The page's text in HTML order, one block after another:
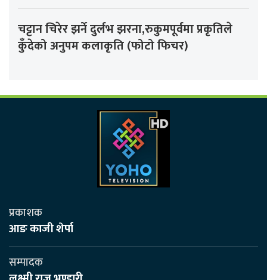
चट्टान चिरेर झर्ने दुर्लभ झरना,रुकुमपूर्वमा प्रकृतिले
कुँदेको अनुपम कलाकृति (फोटो फिचर)
प्रकाशक
आङ काजी शेर्पा
सम्पादक